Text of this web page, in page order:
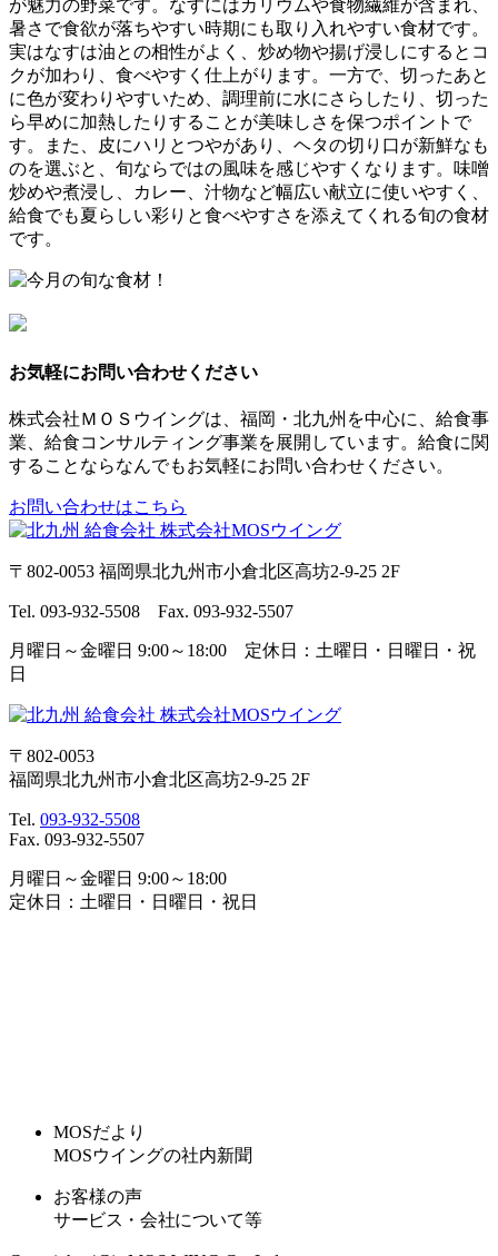
が魅力の野菜です。なすにはカリウムや食物繊維が含まれ、
暑さで食欲が落ちやすい時期にも取り入れやすい食材です。
実はなすは油との相性がよく、炒め物や揚げ浸しにするとコ
クが加わり、食べやすく仕上がります。一方で、切ったあと
に色が変わりやすいため、調理前に水にさらしたり、切った
ら早めに加熱したりすることが美味しさを保つポイントで
す。また、皮にハリとつやがあり、ヘタの切り口が新鮮なも
のを選ぶと、旬ならではの風味を感じやすくなります。味噌
炒めや煮浸し、カレー、汁物など幅広い献立に使いやすく、
給食でも夏らしい彩りと食べやすさを添えてくれる旬の食材
です。
お気軽にお問い合わせください
株式会社ＭＯＳウイングは、福岡・北九州を中心に、給食事
業、給食コンサルティング事業を展開しています。給食に関
することならなんでもお気軽にお問い合わせください。
お問い合わせはこちら
〒802-0053 福岡県北九州市小倉北区高坊2-9-25 2F
Tel. 093-932-5508 Fax. 093-932-5507
月曜日～金曜日 9:00～18:00 定休日：土曜日・日曜日・祝
日
〒802-0053
福岡県北九州市小倉北区高坊2-9-25 2F
Tel. 093-932-5508
Fax. 093-932-5507
月曜日～金曜日 9:00～18:00
定休日：土曜日・日曜日・祝日
MOSだより
MOSウイングの社内新聞
お客様の声
サービス・会社について等